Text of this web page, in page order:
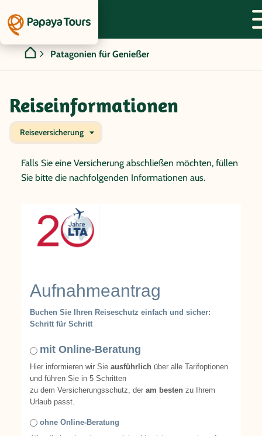
Patagonien für Genießer
Reiseinformationen
Reiseversicherung
Falls Sie eine Versicherung abschließen möchten, füllen
Sie bitte die nachfolgenden Informationen aus.